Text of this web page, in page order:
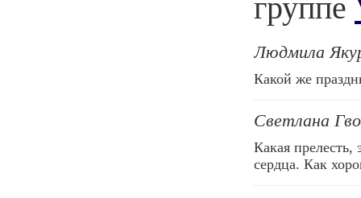
группе
Людмила
Какой же
Светлана
Какая
сердца. Как